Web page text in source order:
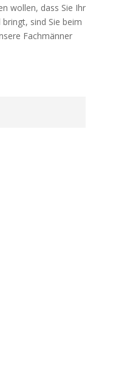
wollen, dass Sie Ihr
sind Sie beim
Fachmänner